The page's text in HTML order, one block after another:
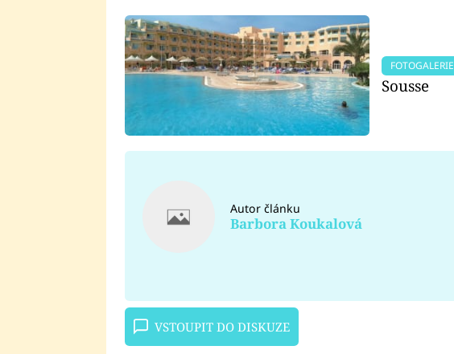
FOTOGALERIE
Sousse
Autor článku
Barbora Koukalová
VSTOUPIT DO DISKUZE